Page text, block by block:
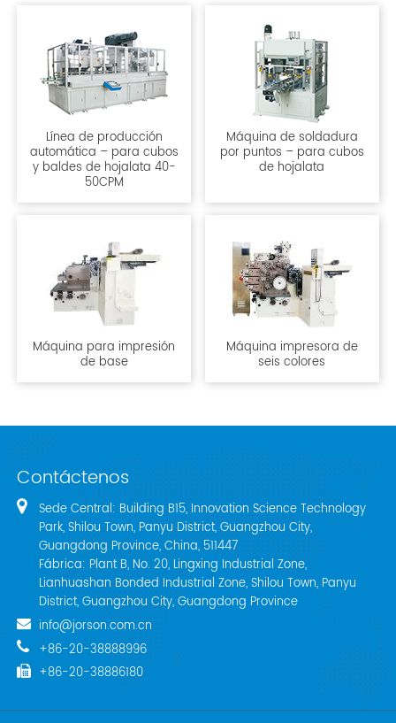
Línea de producción
automática – para cubos
y baldes de hojalata 40-
50CPM
Máquina de soldadura
por puntos – para cubos
de hojalata
Máquina para impresión
de base
Máquina impresora de
seis colores
Contáctenos
Sede Central: Building B15, Innovation Science Technology
Park, Shilou Town, Panyu District, Guangzhou City,
Guangdong Province, China, 511447
Fábrica: Plant B, No. 20, Lingxing Industrial Zone,
Lianhuashan Bonded Industrial Zone, Shilou Town, Panyu
District, Guangzhou City, Guangdong Province
info@jorson.com.cn
+86-20-38888996
+86-20-38886180